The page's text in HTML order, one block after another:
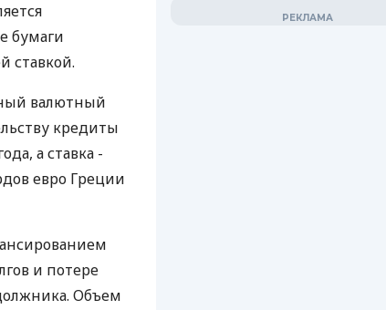
бумаги
ставкой.
валютный
кредиты
а ставка -
евро Греции
и потере
Объем